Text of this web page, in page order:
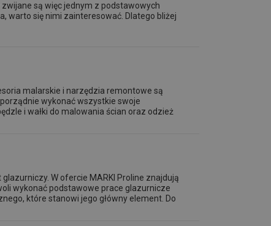
są więc jednym z podstawowych
warto się nimi zainteresować. Dlatego bliżej
malarskie i narzędzia remontowe są
wykonać wszystkie swoje
i wałki do malowania ścian oraz odzież
W ofercie MARKI Proline znajdują
wykonać podstawowe prace glazurnicze
które stanowi jego główny element. Do